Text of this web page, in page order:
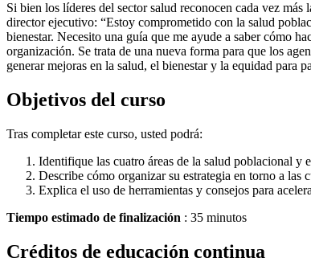
Si bien los líderes del sector salud reconocen cada vez
director ejecutivo: “Estoy comprometido con la salud
bienestar. Necesito una guía que me ayude a saber cómo
organización. Se trata de una nueva forma para que los
generar mejoras en la salud, el bienestar y la equidad para
Objetivos del curso
Tras completar este curso, usted podrá:
Identifique las cuatro áreas de la salud poblacional y
Describe cómo organizar su estrategia en torno a las
Explica el uso de herramientas y consejos para
Tiempo estimado de finalización : 35 minutos
Créditos de educación continua